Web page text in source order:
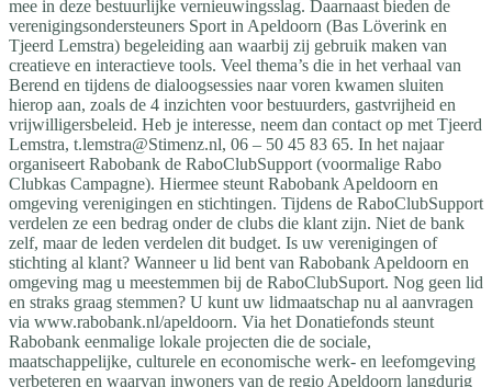
mee in deze bestuurlijke vernieuwingsslag. Daarnaast bieden de
verenigingsondersteuners Sport in Apeldoorn (Bas Löverink en
Tjeerd Lemstra) begeleiding aan waarbij zij gebruik maken van
creatieve en interactieve tools. Veel thema’s die in het verhaal van
Berend en tijdens de dialoogsessies naar voren kwamen sluiten
hierop aan, zoals de 4 inzichten voor bestuurders, gastvrijheid en
vrijwilligersbeleid. Heb je interesse, neem dan contact op met Tjeerd
Lemstra, t.lemstra@Stimenz.nl, 06 – 50 45 83 65. In het najaar
organiseert Rabobank de RaboClubSupport (voormalige Rabo
Clubkas Campagne). Hiermee steunt Rabobank Apeldoorn en
omgeving verenigingen en stichtingen. Tijdens de RaboClubSupport
verdelen ze een bedrag onder de clubs die klant zijn. Niet de bank
zelf, maar de leden verdelen dit budget. Is uw verenigingen of
stichting al klant? Wanneer u lid bent van Rabobank Apeldoorn en
omgeving mag u meestemmen bij de RaboClubSuport. Nog geen lid
en straks graag stemmen? U kunt uw lidmaatschap nu al aanvragen
via www.rabobank.nl/apeldoorn. Via het Donatiefonds steunt
Rabobank eenmalige lokale projecten die de sociale,
maatschappelijke, culturele en economische werk- en leefomgeving
verbeteren en waarvan inwoners van de regio Apeldoorn langdurig